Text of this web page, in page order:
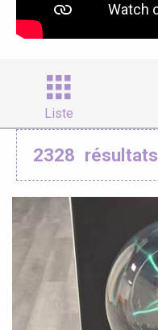
Liste
2328 résultats